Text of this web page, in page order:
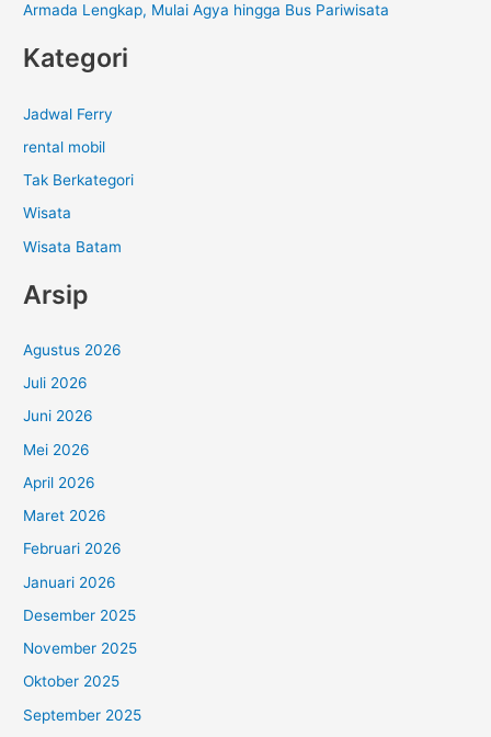
Armada Lengkap, Mulai Agya hingga Bus Pariwisata
Kategori
Jadwal Ferry
rental mobil
Tak Berkategori
Wisata
Wisata Batam
Arsip
Agustus 2026
Juli 2026
Juni 2026
Mei 2026
April 2026
Maret 2026
Februari 2026
Januari 2026
Desember 2025
November 2025
Oktober 2025
September 2025